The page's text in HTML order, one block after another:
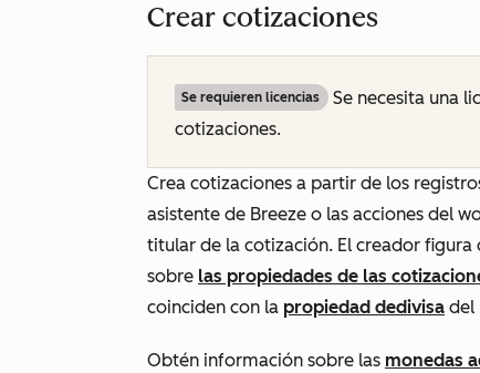
Crear cotizaciones
Se requieren licencias Se necesita una
cotizaciones.
Crea cotizaciones a partir de los
asistente de Breeze o las acciones del
titular de la cotización. El creador figura
sobre las propiedades de las
coinciden con la propiedad dedivisa del
Obtén información sobre las monedas